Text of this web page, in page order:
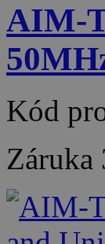
AIM-
Kód
Záruka